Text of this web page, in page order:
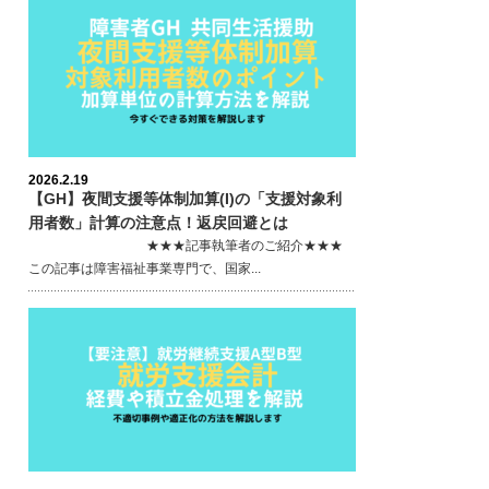
2026.2.19
【GH】夜間支援等体制加算(I)の「支援対象利
用者数」計算の注意点！返戻回避とは
★★★記事執筆者のご紹介★★★
この記事は障害福祉事業専門で、国家...